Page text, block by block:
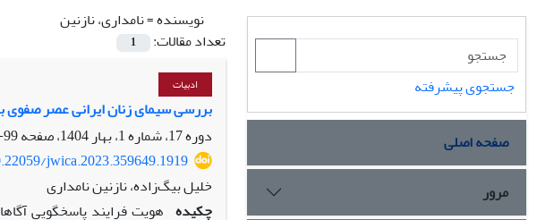
نویسنده =نامداری، نازنین
تعداد مقالات:
1
ادبیات
بررسی سیمای زنان ایرانی عصر صفوی
دوره 17، شماره 1، بهار 1404، صفحه
99-115
jwica.2023.359649.1919
خلیل بیگ‌زاده، نازنین نامداری
چکیده هویت فرایند پاسخگویی
جستجوی پیشرفته
صفحه اصلی
مرور